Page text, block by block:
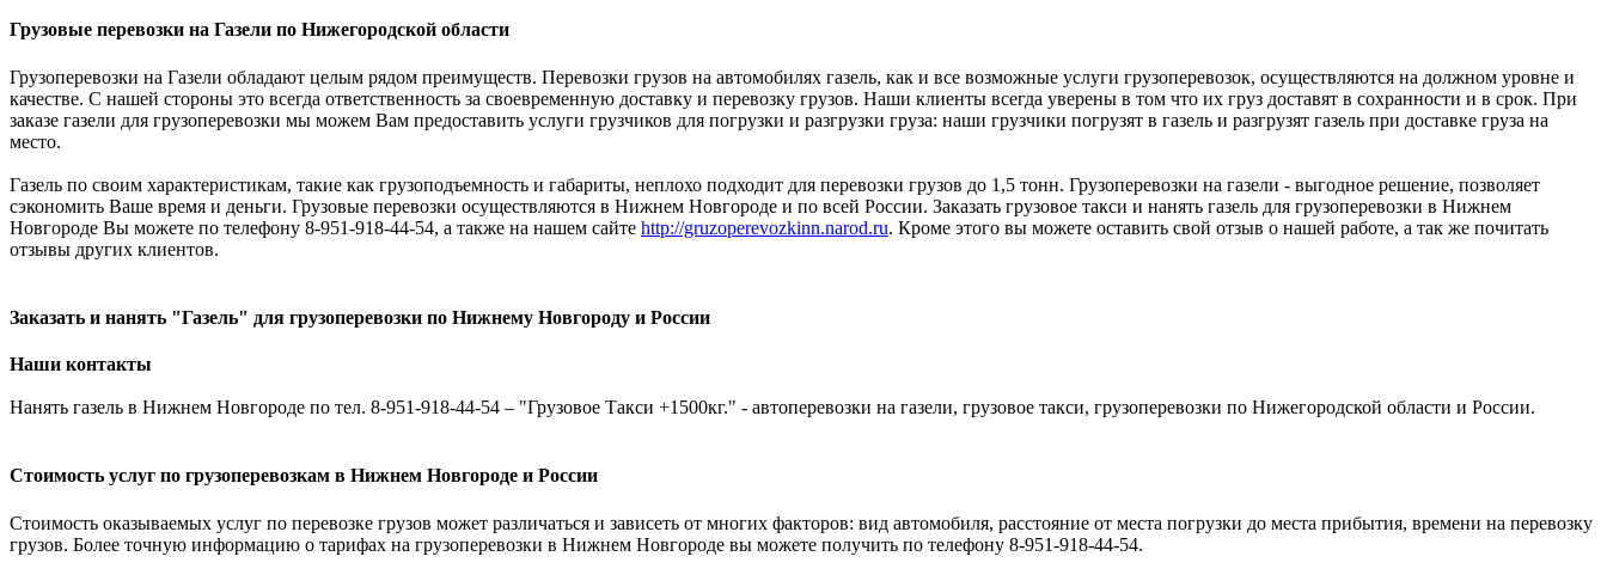
Грузовые перевозки на Газели по Нижегородской области
Грузоперевозки на Газели обладают целым рядом преимуществ. Перевозки грузов на автомобилях газель, как и все возможные услуги грузоперевозок, осуществляются на должном уровне и
качестве. С нашей стороны это всегда ответственность за своевременную доставку и перевозку грузов. Наши клиенты всегда уверены в том что их груз доставят в сохранности и в срок. При
заказе газели для грузоперевозки мы можем Вам предоставить услуги грузчиков для погрузки и разгрузки груза: наши грузчики погрузят в газель и разгрузят газель при доставке груза на
место.
Газель по своим характеристикам, такие как грузоподъемность и габариты, неплохо подходит для перевозки грузов до 1,5 тонн. Грузоперевозки на газели - выгодное решение, позволяет
сэкономить Ваше время и деньги. Грузовые перевозки осуществляются в Нижнем Новгороде и по всей России. Заказать грузовое такси и нанять газель для грузоперевозки в Нижнем
Новгороде Вы можете по телефону 8-951-918-44-54, а также на нашем сайте http://gruzoperevozkinn.narod.ru. Кроме этого вы можете оставить свой отзыв о нашей работе, а так же почитать
отзывы других клиентов.
Заказать и нанять "Газель" для грузоперевозки по Нижнему Новгороду и России
Наши контакты
Нанять газель в Нижнем Новгороде по тел. 8-951-918-44-54 – "Грузовое Такси +1500кг." - автоперевозки на газели, грузовое такси, грузоперевозки по Нижегородской области и России.
Стоимость услуг по грузоперевозкам в Нижнем Новгороде и России
Стоимость оказываемых услуг по перевозке грузов может различаться и зависеть от многих факторов: вид автомобиля, расстояние от места погрузки до места прибытия, времени на перевозку
грузов. Более точную информацию о тарифах на грузоперевозки в Нижнем Новгороде вы можете получить по телефону 8-951-918-44-54.